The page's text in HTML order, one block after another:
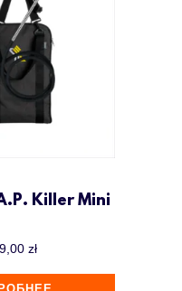
Killer Mini
zł